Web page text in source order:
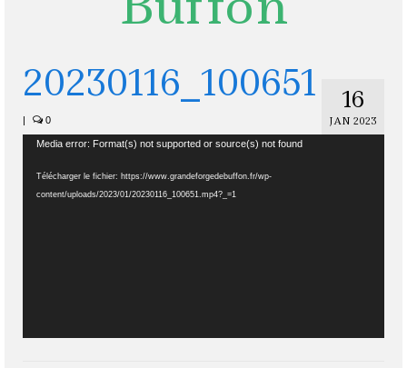
16
JAN 2023
20230116_100651
| 0
Lecteur
Media error: Format(s) not supported or source(s) not found
Télécharger le fichier: https://www.grandeforgedebuffon.fr/wp-
content/uploads/2023/01/20230116_100651.mp4?_=1